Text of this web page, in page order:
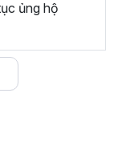
, và các thủ
và công thức.
Excel như thiết
thanh, tiêu đề,
ủng hộ